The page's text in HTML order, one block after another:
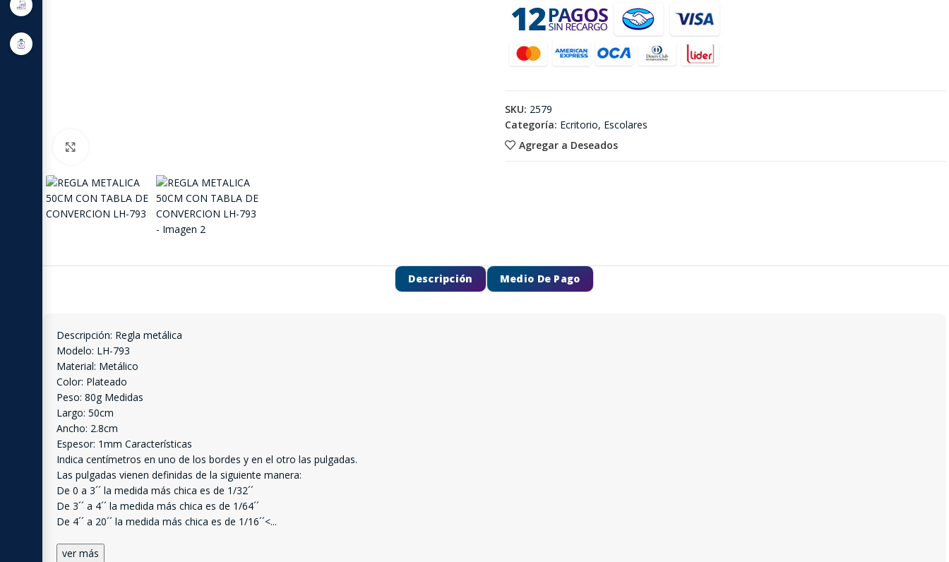
Agregar a Deseados
SKU: 2579
Categoría: Ecritorio, Escolares
Descripción Medio De Pago
Descripción: Regla metálica
Modelo: LH-793
Material: Metálico
Color: Plateado
Peso: 80g Medidas
Largo: 50cm
Ancho: 2.8cm
Espesor: 1mm Características
Indica centímetros en uno de los bordes y en el otro las pulgadas.
Las pulgadas vienen definidas de la siguiente manera:
De 0 a 3´´ la medida más chica es de 1/32´´
De 3´´ a 4´´ la medida más chica es de 1/64´´
De 4´´ a 20´´ la medida más chica es de 1/16´´<...
ver más